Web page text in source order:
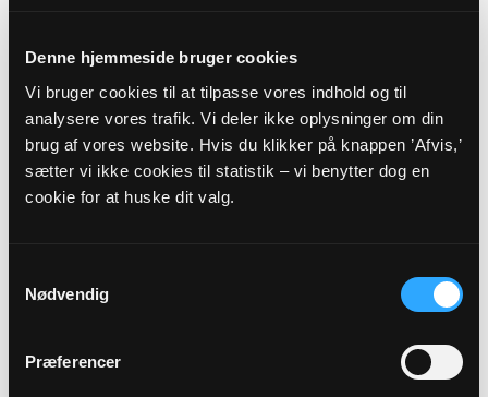
Denne hjemmeside bruger cookies
Vi bruger cookies til at tilpasse vores indhold og til
analysere vores trafik. Vi deler ikke oplysninger om din
brug af vores website. Hvis du klikker på knappen ’Afvis,’
sætter vi ikke cookies til statistik – vi benytter dog en
cookie for at huske dit valg.
Nødvendig
Præferencer
28. august 2025
28. august 2025
25. juni 2025
Beslutningsprotokol 25. juni 2025
8. april 2025
Beslutningsprotokol 8. april 2025